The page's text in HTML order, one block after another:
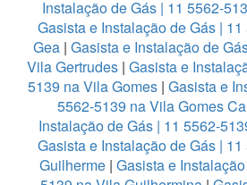
Instalação de Gás | 11 5562-
Gasista e Instalação de Gás |
Gea | Gasista e Instalação de
Vila Gertrudes | Gasista e
5139 na Vila Gomes | Gasista e
5562-5139 na Vila Gomes
Instalação de Gás | 11 5562-
Gasista e Instalação de Gás |
Guilherme | Gasista e